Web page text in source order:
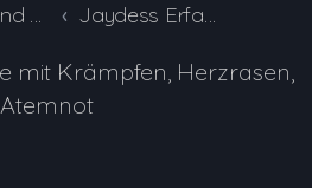
Kyleena und Jaydess Erfahrungsberichte und Nebenwirkungen Jaydess Erfahrungsberichte und Nebenwirkungen
mit Krämpfen, Herzrasen,